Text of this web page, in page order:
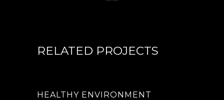
RELATED PROJECTS
HEALTHY ENVIRONMENT